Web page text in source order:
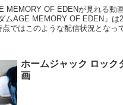
MEMORY OF EDENが見れる動
ムAGE MEMORY OF EDEN」は
ではこのような配信状況となっ
ホームジャック ロック
画